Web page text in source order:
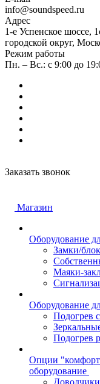
info@soundspeed.ru
Адрес
1-е Успенское шоссе,
городской округ,
Режим работы
Пн. – Вс.: с 9:00 до
Заказать звонок
Магазин
Оборудование
Замки/
Маяки-
Оборудование
Подогрев
Подогрев
Опции
оборудование